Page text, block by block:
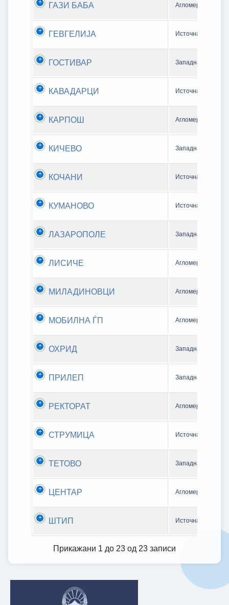
ГАЗИ БАБА Агломерација
ГЕВГЕЛИЈА Источна зона
ГОСТИВАР Западна зона
КАВАДАРЦИ Источна зона
КАРПОШ Агломерација
КИЧЕВО Западна зона
КОЧАНИ Источна зона
КУМАНОВО Источна зона
ЛАЗАРОПОЛЕ Западна зона
ЛИСИЧЕ Агломерација
МИЛАДИНОВЦИ Агломерација
МОБИЛНА ЃП Агломерација
ОХРИД Западна зона
ПРИЛЕП Западна зона
РЕКТОРАТ Агломерација
СТРУМИЦА Источна зона
ТЕТОВО Западна зона
ЦЕНТАР Агломерација
ШТИП Источна зона
Прикажани 1 до 23 од 23 записи